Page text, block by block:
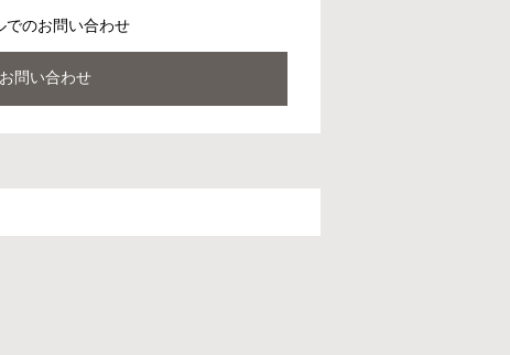
でのお問い合わせ
お問い合わせ